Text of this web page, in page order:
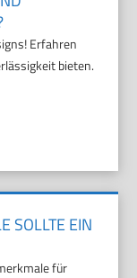
Erfahren
bieten.
SOLLTE EIN
für